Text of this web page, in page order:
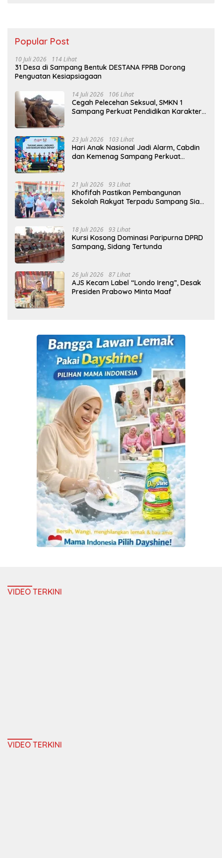
Popular Post
10 Juli 2026 114 Lihat
31 Desa di Sampang Bentuk DESTANA FPRB Dorong
Penguatan Kesiapsiagaan
14 Juli 2026 106 Lihat
Cegah Pelecehan Seksual, SMKN 1
Sampang Perkuat Pendidikan Karakter
23 Juli 2026 103 Lihat
Hari Anak Nasional Jadi Alarm, Cabdin
dan Kemenag Sampang Perkuat
21 Juli 2026 93 Lihat
Khofifah Pastikan Pembangunan
Sekolah Rakyat Terpadu Sampang Siap
18 Juli 2026 93 Lihat
Kursi Kosong Dominasi Paripurna DPRD
Sampang, Sidang Tertunda
26 Juli 2026 87 Lihat
AJS Kecam Label “Londo Ireng”, Desak
Presiden Prabowo Minta Maaf
VIDEO TERKINI
VIDEO TERKINI